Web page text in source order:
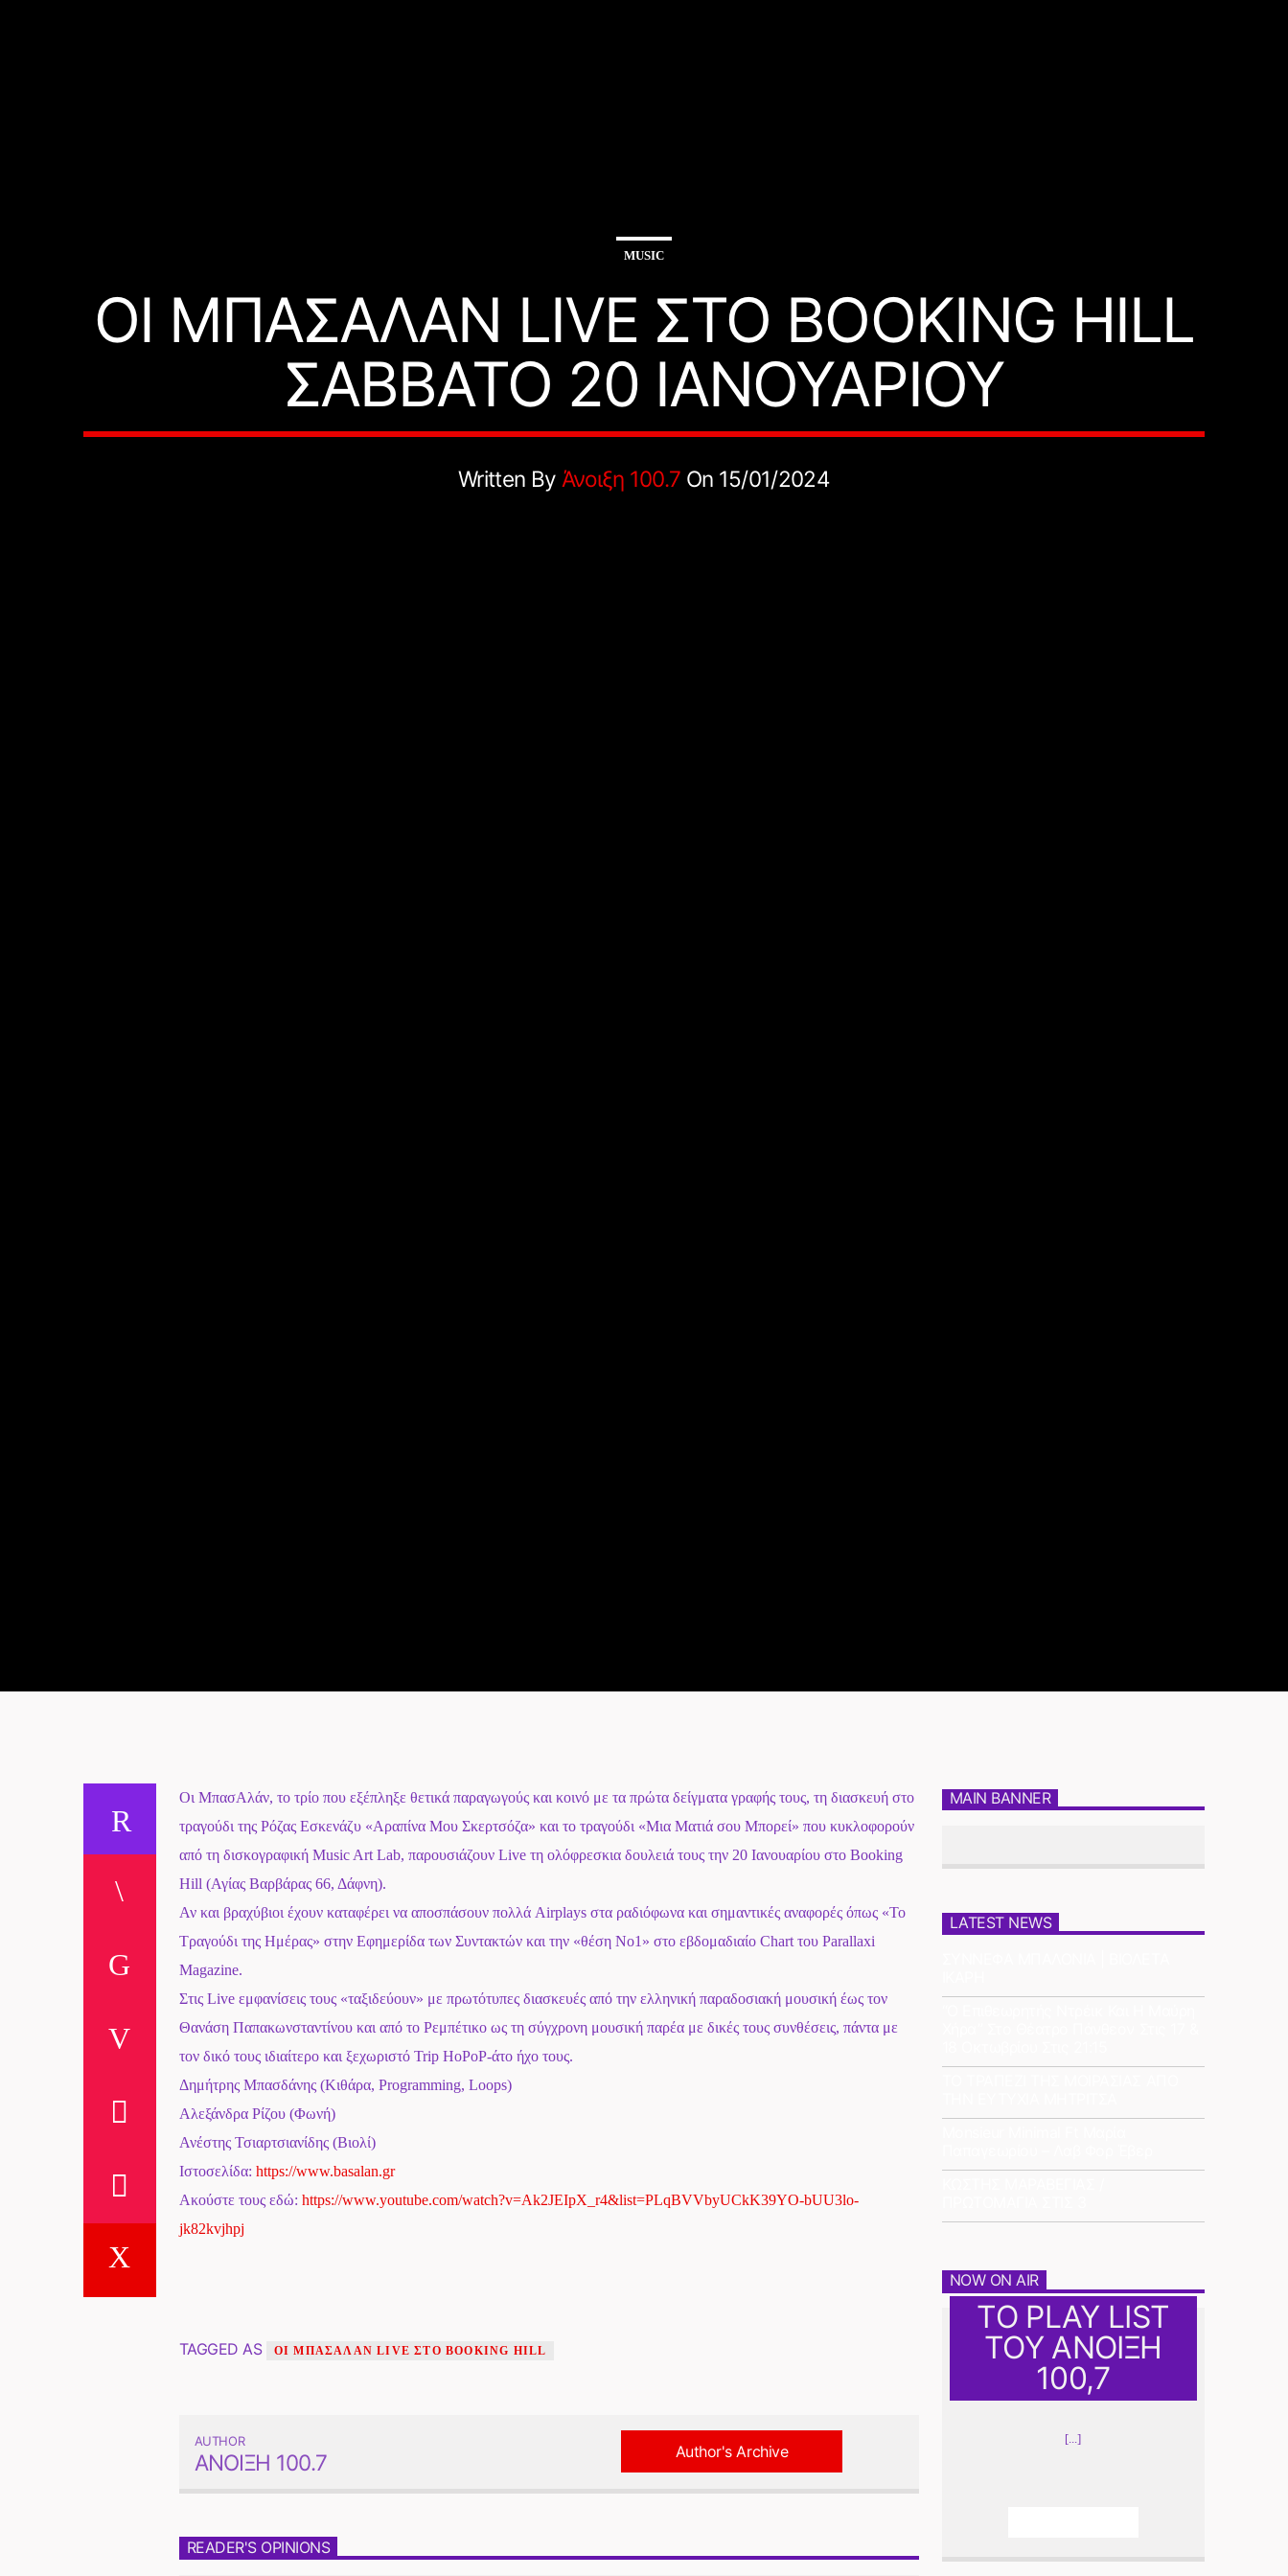
MUSIC
ΟΙ ΜΠΑΣΑΛΆΝ LIVE ΣΤΟ BOOKING HILL
ΣΆΒΒΑΤΟ 20 ΙΑΝΟΥΑΡΊΟΥ
Written By Άνοιξη 100.7 On 15/01/2024
Οι ΜπασΑλάν, το τρίο που εξέπληξε θετικά παραγωγούς και κοινό με τα πρώτα δείγματα γραφής τους, τη διασκευή στο
τραγούδι της Ρόζας Εσκενάζυ «Αραπίνα Μου Σκερτσόζα» και το τραγούδι «Μια Ματιά σου Μπορεί» που κυκλοφορούν
από τη δισκογραφική Music Art Lab, παρουσιάζουν Live τη ολόφρεσκια δουλειά τους την 20 Ιανουαρίου στο Booking
Hill (Αγίας Βαρβάρας 66, Δάφνη).
Αν και βραχύβιοι έχουν καταφέρει να αποσπάσουν πολλά Airplays στα ραδιόφωνα και σημαντικές αναφορές όπως «Το
Τραγούδι της Ημέρας» στην Εφημερίδα των Συντακτών και την «θέση Νο1» στο εβδομαδιαίο Chart του Parallaxi
Magazine.
Στις Live εμφανίσεις τους «ταξιδεύουν» με πρωτότυπες διασκευές από την ελληνική παραδοσιακή μουσική έως τον
Θανάση Παπακωνσταντίνου και από το Ρεμπέτικο ως τη σύγχρονη μουσική παρέα με δικές τους συνθέσεις, πάντα με
τον δικό τους ιδιαίτερο και ξεχωριστό Trip HoPoP-άτο ήχο τους.
Δημήτρης Μπασδάνης (Κιθάρα, Programming, Loops)
Αλεξάνδρα Ρίζου (Φωνή)
Ανέστης Τσιαρτσιανίδης (Βιολί)
Ιστοσελίδα: https://www.basalan.gr
Ακούστε τους εδώ: https://www.youtube.com/watch?v=Ak2JEIpX_r4&list=PLqBVVbyUCkK39YO-bUU3lo-
jk82kvjhpj
TAGGED AS ΟΙ ΜΠΑΣΑΛΆΝ LIVE ΣΤΟ BOOKING HILL
AUTHOR
ΆΝΟΙΞΗ 100.7 Author's Archive
READER'S OPINIONS
MAIN BANNER
LATEST NEWS
NOW ON AIR
ΤΟ PLAY LIST
ΤΟΥ ΑΝΟΙΞΗ
100,7
[...]